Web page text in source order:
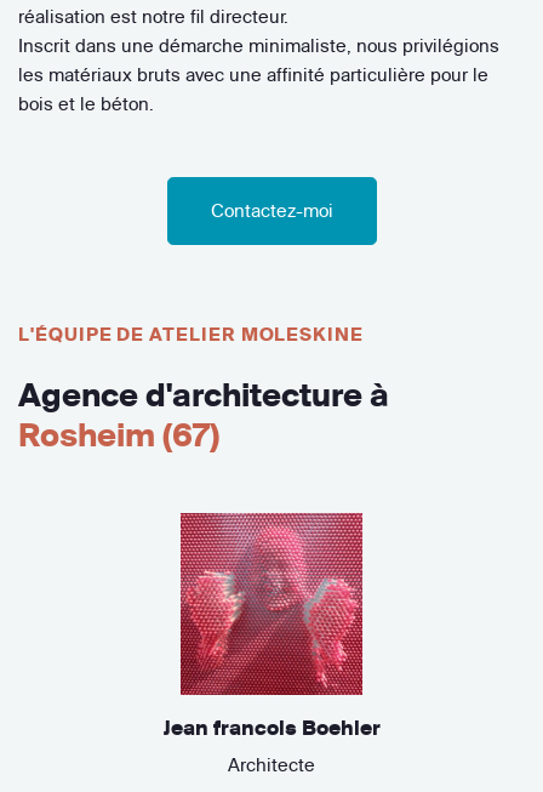
réalisation est notre fil directeur.
Inscrit dans une démarche minimaliste, nous privilégions
les matériaux bruts avec une affinité particulière pour le
bois et le béton.
Contactez-moi
L'ÉQUIPE DE ATELIER MOLESKINE
Agence d'architecture à
Rosheim (67)
Jean francois Boehler
Architecte